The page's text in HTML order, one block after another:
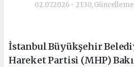
02.07.2026 - 21:30,
İstanbul Büyükşehir
Hareket Partisi (MHP)